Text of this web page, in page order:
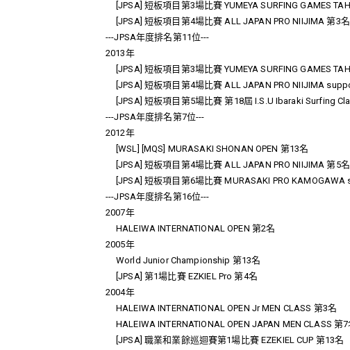
[JPSA] 短板項目第3場比賽 YUMEYA SURFING GAMES
[JPSA] 短板項目第4場比賽 ALL JAPAN PRO NIIJIMA 第3名
---JPSA年度排名第11位---
2013年
[JPSA] 短板項目第3場比賽 YUMEYA SURFING GAMES
[JPSA] 短板項目第4場比賽 ALL JAPAN PRO NIIJIMA
[JPSA] 短板項目第5場比賽 第18屆 I.S.U Ibaraki Surfing
---JPSA年度排名第7位---
2012年
[WSL] [MQS] MURASAKI SHONAN OPEN 第13名
[JPSA] 短板項目第4場比賽 ALL JAPAN PRO NIIJIMA 第5名
[JPSA] 短板項目第6場比賽 MURASAKI PRO
---JPSA年度排名第16位---
2007年
HALEIWA INTERNATIONAL OPEN 第2名
2005年
World Junior Championship 第13名
[JPSA] 第1場比賽 EZKIEL Pro 第4名
2004年
HALEIWA INTERNATIONAL OPEN Jr MEN CLASS 第3名
HALEIWA INTERNATIONAL OPEN JAPAN MEN CLASS 第7
[JPSA] 職業和業餘巡迴賽第1場比賽 EZEKIEL CUP 第13名